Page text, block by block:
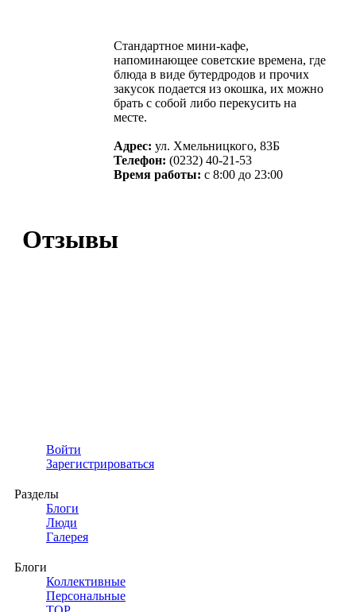
Стандартное мини-кафе,
напоминающее советские времена, где
блюда в виде бутердродов и прочих
закусок подается из окошка, их можно
брать с собой либо перекусить на
месте.
Адрес: ул. Хмельницкого, 83Б
Телефон: (0232) 40-21-53
Время работы: с 8:00 до 23:00
Отзывы
Войти
Зарегистрироваться
Разделы
Блоги
Люди
Галерея
Блоги
Коллективные
Персональные